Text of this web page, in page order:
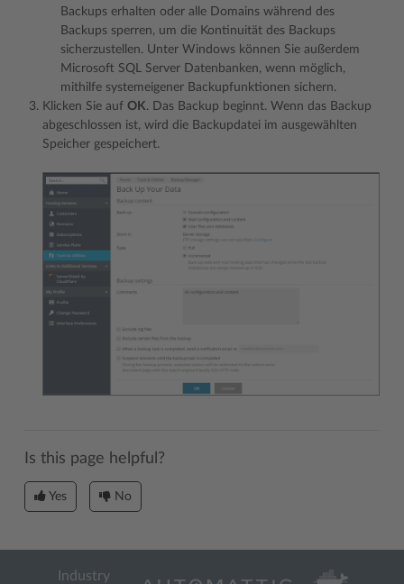
Backups erhalten oder alle Domains während des
Backups sperren, um die Kontinuität des Backups
sicherzustellen. Unter Windows können Sie außerdem
Microsoft SQL Server Datenbanken, wenn möglich,
mithilfe systemeigener Backupfunktionen sichern.
Klicken Sie auf OK. Das Backup beginnt. Wenn das Backup
abgeschlossen ist, wird die Backupdatei im ausgewählten
Speicher gespeichert.
Is this page helpful?
Yes No
Industry